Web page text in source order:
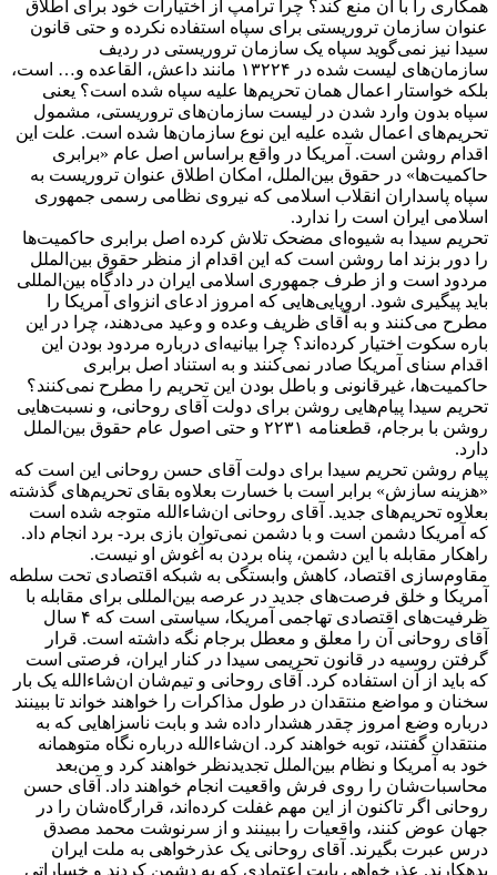
همکاری را با آن منع کند؟ چرا ترامپ از اختیارات خود برای اطلاق
عنوان سازمان تروریستی برای سپاه استفاده نکرده و حتی قانون
سیدا نیز نمی‌گوید سپاه یک سازمان تروریستی در ردیف
سازمان‌های لیست شده در ۱۳۲۲۴ مانند داعش، القاعده و… است،‌
بلکه خواستار اعمال همان تحریم‌ها علیه سپاه شده است؟ یعنی
سپاه بدون وارد شدن در لیست سازمان‌های تروریستی، مشمول
تحریم‌های اعمال شده علیه این نوع سازمان‌ها شده است. علت این
اقدام روشن است. آمریکا در واقع براساس اصل عام «برابری
حاکمیت‌ها» در حقوق بین‌الملل، امکان اطلاق عنوان تروریست به
سپاه پاسداران انقلاب اسلامی که نیروی نظامی رسمی جمهوری
اسلامی ایران است را ندارد.
تحریم سیدا به شیوه‌ای مضحک تلاش کرده اصل برابری حاکمیت‌ها
را دور بزند اما روشن است که این اقدام از منظر حقوق بین‌الملل
مردود است و از طرف جمهوری اسلامی ایران در دادگاه بین‌المللی
باید پیگیری شود. اروپایی‌هایی که امروز ادعای انزوای آمریکا را
مطرح می‌کنند و به آقای ظریف وعده و وعید می‌دهند، چرا در این
باره سکوت اختیار کرده‌اند؟ چرا بیانیه‌ای درباره مردود بودن این
اقدام سنای آمریکا صادر نمی‌کنند و به استناد اصل برابری
حاکمیت‌ها، غیرقانونی و باطل بودن این تحریم را مطرح نمی‌کنند؟
تحریم سیدا پیام‌هایی روشن برای دولت آقای روحانی، و نسبت‌هایی
روشن با برجام،‌ قطعنامه ۲۲۳۱ و حتی اصول عام حقوق بین‌الملل
دارد.
پیام روشن تحریم سیدا برای دولت آقای حسن روحانی این است که
«هزینه سازش» برابر است با خسارت بعلاوه بقای تحریم‌های گذشته
بعلاوه تحریم‌های جدید. آقای روحانی ان‌شاءالله متوجه شده است
که آمریکا دشمن است و با دشمن نمی‌توان بازی برد- برد انجام داد.
راهکار مقابله با این دشمن، پناه بردن به آغوش او نیست.
مقاوم‌سازی اقتصاد، کاهش وابستگی به شبکه اقتصادی تحت سلطه
آمریکا و خلق فرصت‌های جدید در عرصه بین‌المللی برای مقابله با
ظرفیت‌های اقتصادی تهاجمی آمریکا، سیاستی است که ۴ سال
آقای روحانی آن را معلق و معطل برجام نگه داشته است. قرار
گرفتن روسیه در قانون تحریمی سیدا در کنار ایران، فرصتی است
که باید از آن استفاده کرد. آقای روحانی و تیم‌شان ان‌شاءالله یک بار
سخنان و مواضع منتقدان در طول مذاکرات را خواهند خواند تا ببینند
درباره وضع امروز چقدر هشدار داده شد و بابت ناسزاهایی که به
منتقدان گفتند،‌ توبه خواهند کرد. ان‌شاءالله درباره نگاه متوهمانه
خود به آمریکا و نظام بین‌الملل تجدیدنظر خواهند کرد و من‌بعد
محاسبات‌شان را روی فرش واقعیت انجام خواهند داد. آقای حسن
روحانی اگر تاکنون از این مهم غفلت کرده‌اند، قرارگاه‌شان را در
جهان عوض کنند، واقعیات را ببینند و از سرنوشت محمد مصدق
درس عبرت بگیرند. آقای روحانی یک عذرخواهی به ملت ایران
بدهکارند. عذرخواهی بابت اعتمادی که به دشمن کردند و خساراتی